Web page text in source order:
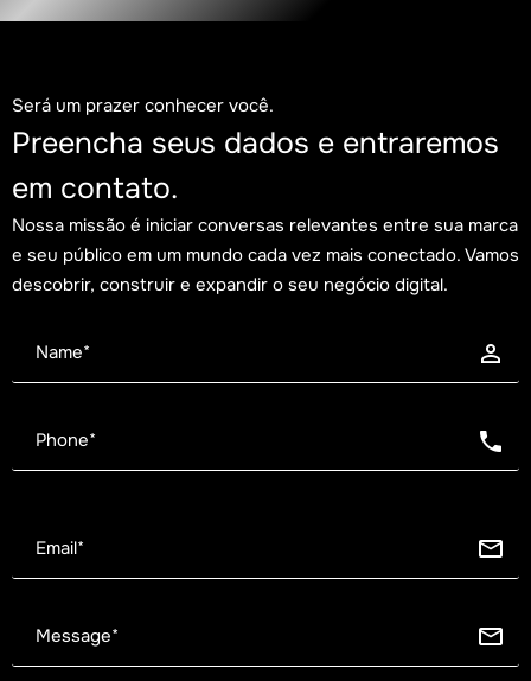
Blog Tendências
A era do High Individual Contributor: por que o
impacto individual pesa mais que o organograma
Será um prazer conhecer você.
Preencha seus dados e entraremos
em contato.
Nossa missão é iniciar conversas relevantes entre sua marca
e seu público em um mundo cada vez mais conectado. Vamos
descobrir, construir e expandir o seu negócio digital.